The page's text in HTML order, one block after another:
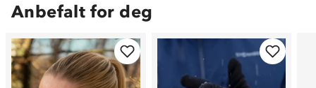
Anbefalt for deg